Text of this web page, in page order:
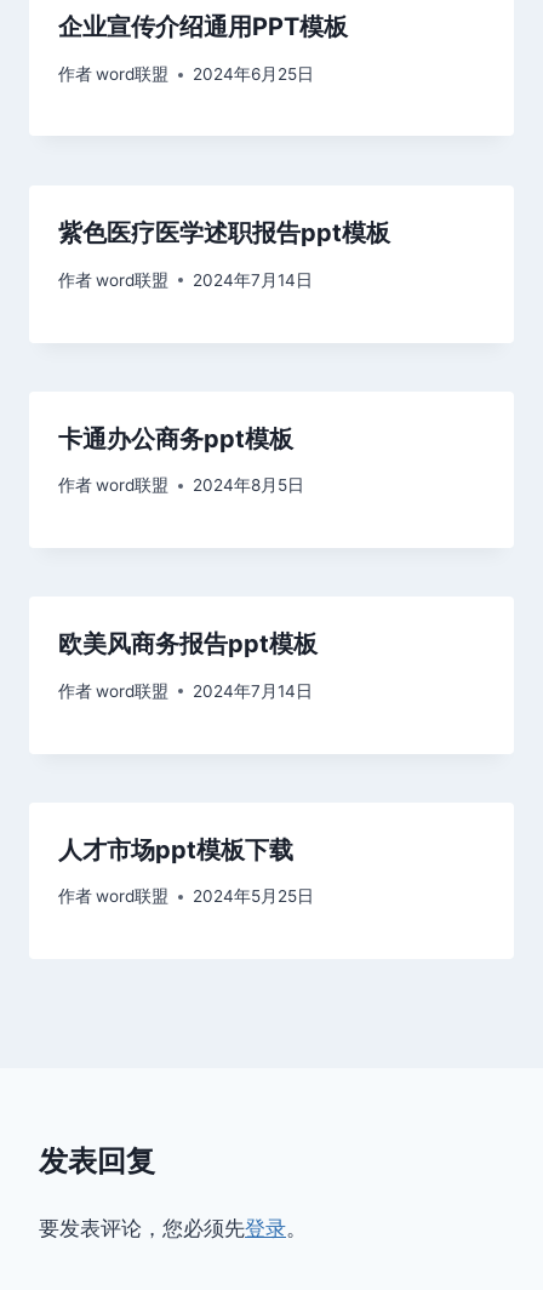
企业宣传介绍通用PPT模板
作者word联盟 2024年6月25日
紫色医疗医学述职报告ppt模板
作者word联盟 2024年7月14日
卡通办公商务ppt模板
作者word联盟 2024年8月5日
欧美风商务报告ppt模板
作者word联盟 2024年7月14日
人才市场ppt模板下载
作者word联盟 2024年5月25日
发表回复
要发表评论，您必须先登录。